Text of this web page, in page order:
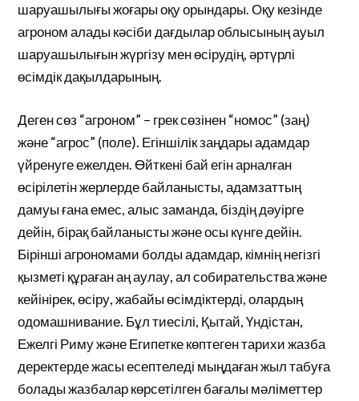
шаруашылығы жоғары оқу орындары. Оқу кезінде
агроном алады кәсіби дағдылар облысының ауыл
шаруашылығын жүргізу мен өсірудің, әртүрлі
өсімдік дақылдарының.
Деген сөз “агроном” – грек сөзінен “номос” (заң)
және “агрос” (поле). Егіншілік заңдары адамдар
үйренуге ежелден. Өйткені бай егін арналған
өсірілетін жерлерде байланысты, адамзаттың
дамуы ғана емес, алыс заманда, біздің дәуірге
дейін, бірақ байланысты және осы күнге дейін.
Бірінші агрономами болды адамдар, кімнің негізгі
қызметі құраған аң аулау, ал собирательства және
кейінірек, өсіру, жабайы өсімдіктерді, олардың
одомашнивание. Бұл тиесілі, Қытай, Үндістан,
Ежелгі Риму және Египетке көптеген тарихи жазба
деректерде жасы есептеледі мыңдаған жыл табуға
болады жазбалар көрсетілген бағалы мәліметтер